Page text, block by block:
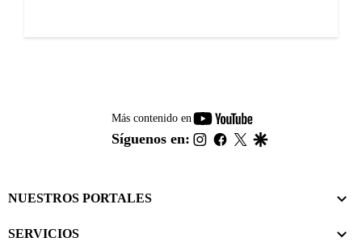
Más contenido en
youtube-
footer
Síguenos en: instagram
facebook
twitter
NUESTROS PORTALES
SERVICIOS